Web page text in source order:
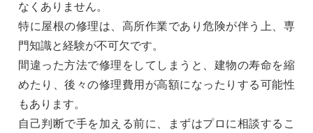
なくありません。
特に屋根の修理は、高所作業であり危険が伴う上、専
門知識と経験が不可欠です。
間違った方法で修理をしてしまうと、建物の寿命を縮
めたり、後々の修理費用が高額になったりする可能性
もあります。
自己判断で手を加える前に、まずはプロに相談するこ